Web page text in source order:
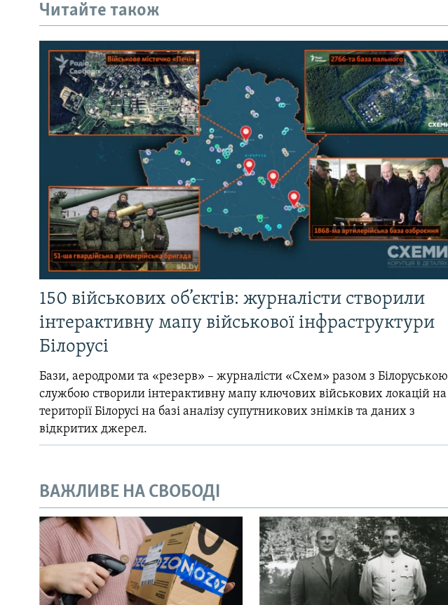
Читайте також
150 військових об’єктів: журналісти створили
інтерактивну мапу військової інфраструктури
Білорусі
Бази, аеродроми та «резерв» – журналісти «Схем» разом з Білоруською
службою створили інтерактивну мапу ключових військових локацій на
території Білорусі на базі аналізу супутникових знімків та даних з
відкритих джерел.
ВАЖЛИВЕ НА СВОБОДІ